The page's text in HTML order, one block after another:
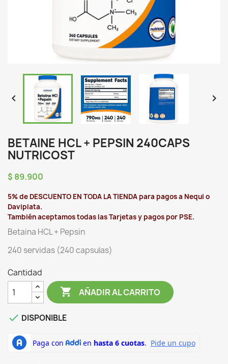
 
BETAINE HCL + PEPSIN 240CAPS
NUTRICOST
$ 89.900
5% de DESCUENTO EN TODA LA TIENDA para pagos a Nequi o
Daviplata.
También aceptamos todas las Tarjetas y pagos por PSE.
Betaina HCL + Pepsin
240 servidas (240 capsulas)
Cantidad
 AÑADIR AL CARRITO
 DISPONIBLE